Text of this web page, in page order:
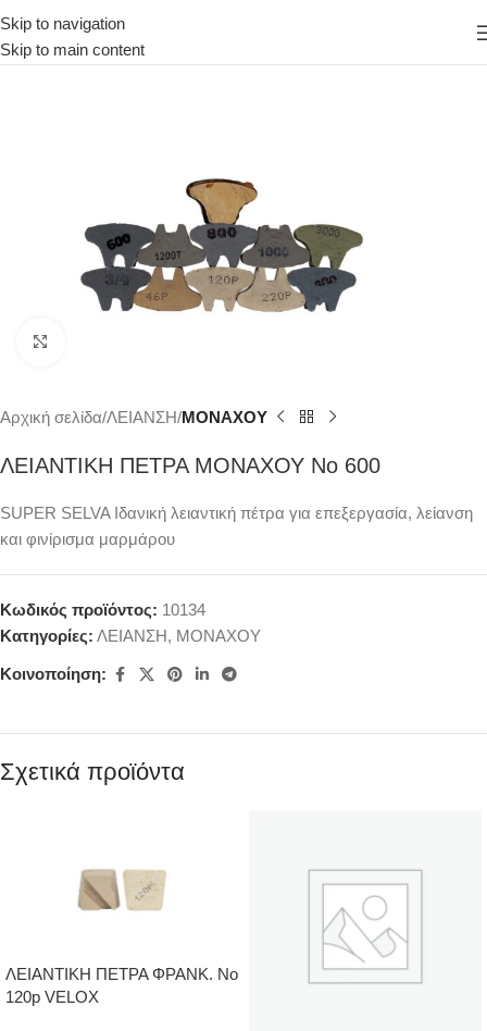
Skip to navigation
Skip to main content
Αρχική σελίδα ΛΕΙΑΝΣΗ ΜΟΝΑΧΟΥ
ΛΕΙΑΝΤΙΚΗ ΠΕΤΡΑ ΜΟΝΑΧΟΥ Νο 600
SUPER SELVA Ιδανική λειαντική πέτρα για επεξεργασία, λείανση
και φινίρισμα μαρμάρου
Κωδικός προϊόντος: 10134
Κατηγορίες: ΛΕΙΑΝΣΗ, ΜΟΝΑΧΟΥ
Κοινοποίηση:
Σχετικά προϊόντα
ΛΕΙΑΝΤΙΚΗ ΠΕΤΡΑ ΦΡΑΝΚ. Νο
120p VELOX